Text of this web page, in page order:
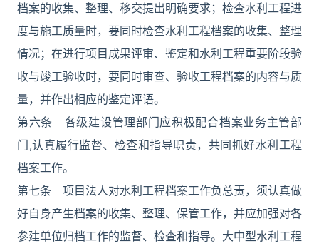
档案的收集、整理、移交提出明确要求；检查水利工程进
度与施工质量时，要同时检查水利工程档案的收集、整理
情况；在进行项目成果评审、鉴定和水利工程重要阶段验
收与竣工验收时，要同时审查、验收工程档案的内容与质
量，并作出相应的鉴定评语。
第六条 各级建设管理部门应积极配合档案业务主管部
门,认真履行监督、检查和指导职责，共同抓好水利工程
档案工作。
第七条 项目法人对水利工程档案工作负总责，须认真做
好自身产生档案的收集、整理、保管工作，并应加强对各
参建单位归档工作的监督、检查和指导。大中型水利工程